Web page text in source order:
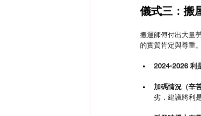
儀式三：搬
搬運師傅付出大量
的實質肯定與尊重。
2024-2026 利
加碼情況（辛
劣，建議將利